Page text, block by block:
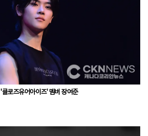
'클로즈유어아이즈' 멤버 장여준